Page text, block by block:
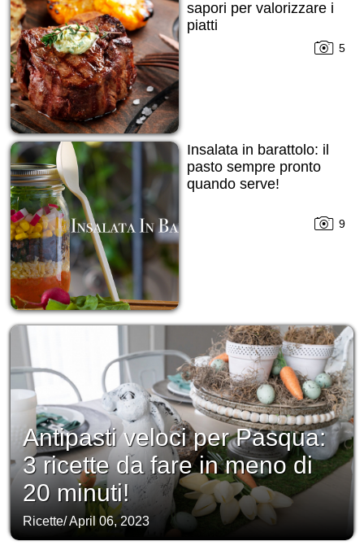
sapori per valorizzare i
piatti
5
Insalata in barattolo: il
pasto sempre pronto
quando serve!
9
Antipasti veloci per Pasqua:
3 ricette da fare in meno di
20 minuti!
Ricette/April 06, 2023